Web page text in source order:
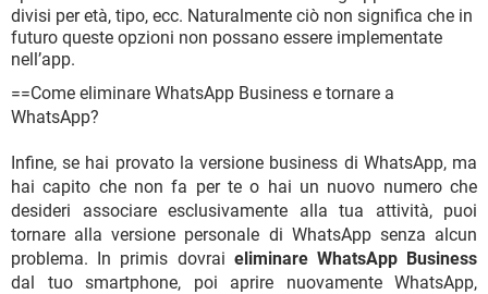
divisi per età, tipo, ecc. Naturalmente ciò non significa che in
futuro queste opzioni non possano essere implementate
nell’app.
==Come eliminare WhatsApp Business e tornare a
WhatsApp?
Infine, se hai provato la versione business di WhatsApp, ma
hai capito che non fa per te o hai un nuovo numero che
desideri associare esclusivamente alla tua attività, puoi
tornare alla versione personale di WhatsApp senza alcun
problema. In primis dovrai eliminare WhatsApp Business
dal tuo smartphone, poi aprire nuovamente WhatsApp,